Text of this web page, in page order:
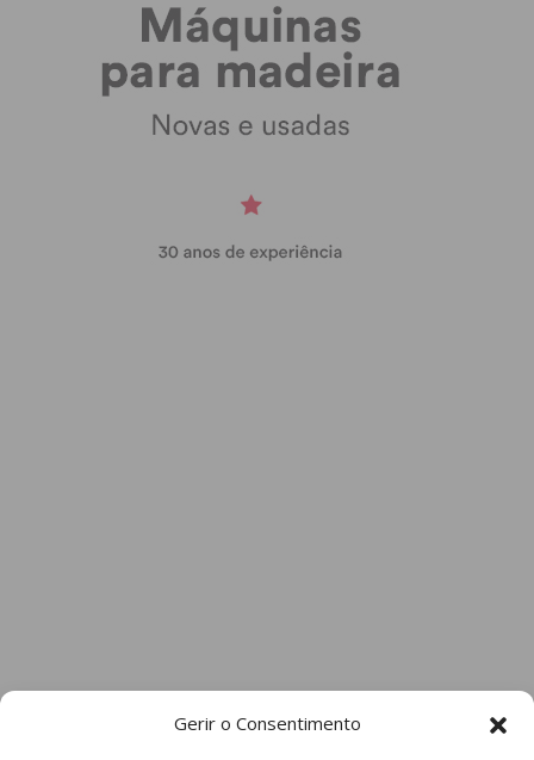
Gerir o Consentimento